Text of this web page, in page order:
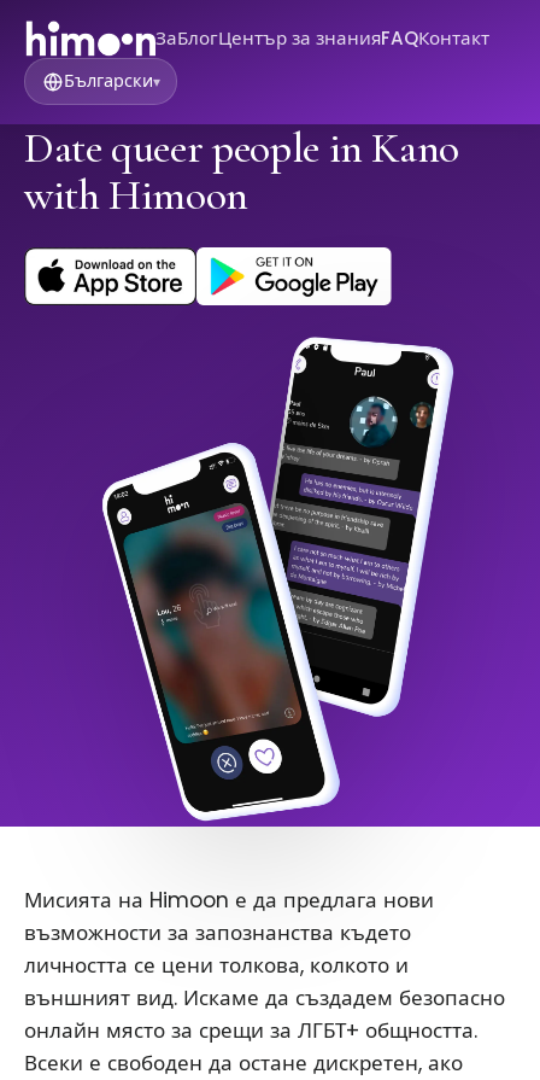
ЗаБлогЦентър за знанияFAQКонтакт
Български▾
Date queer people in Kano
with Himoon
Мисията на Himoon е да предлага нови
възможности за запознанства където
личността се цени толкова, колкото и
външният вид. Искаме да създадем безопасно
онлайн място за срещи за ЛГБТ+ общността.
Всеки е свободен да остане дискретен, ако